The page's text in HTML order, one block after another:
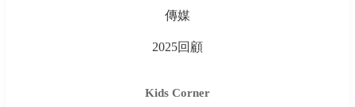
傳媒
2025回顧
Kids Corner